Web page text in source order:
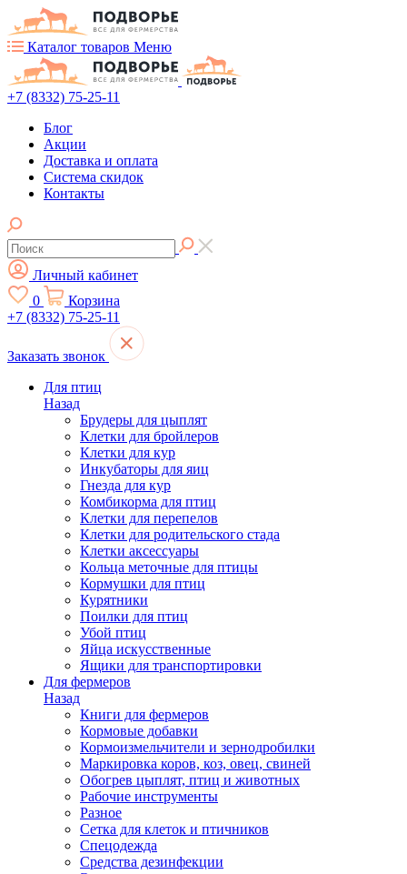
Каталог товаров Меню
+7 (8332) 75-25-11
Блог
Акции
Доставка и оплата
Система скидок
Контакты
Личный кабинет
0
Корзина
+7 (8332) 75-25-11
Заказать звонок
Для птиц
Назад
Брудеры для цыплят
Клетки для бройлеров
Клетки для кур
Инкубаторы для яиц
Гнезда для кур
Комбикорма для птиц
Клетки для перепелов
Клетки для родительского стада
Клетки аксессуары
Кольца меточные для птицы
Кормушки для птиц
Курятники
Поилки для птиц
Убой птиц
Яйца искусственные
Ящики для транспортировки
Для фермеров
Назад
Книги для фермеров
Кормовые добавки
Кормоизмельчители и зернодробилки
Маркировка коров, коз, овец, свиней
Обогрев цыплят, птиц и животных
Рабочие инструменты
Разное
Сетка для клеток и птичников
Спецодежда
Средства дезинфекции